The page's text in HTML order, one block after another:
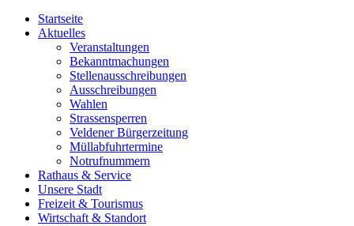
Startseite
Aktuelles
Veranstaltungen
Bekanntmachungen
Stellenausschreibungen
Ausschreibungen
Wahlen
Strassensperren
Veldener Bürgerzeitung
Müllabfuhrtermine
Notrufnummern
Rathaus & Service
Unsere Stadt
Freizeit & Tourismus
Wirtschaft & Standort